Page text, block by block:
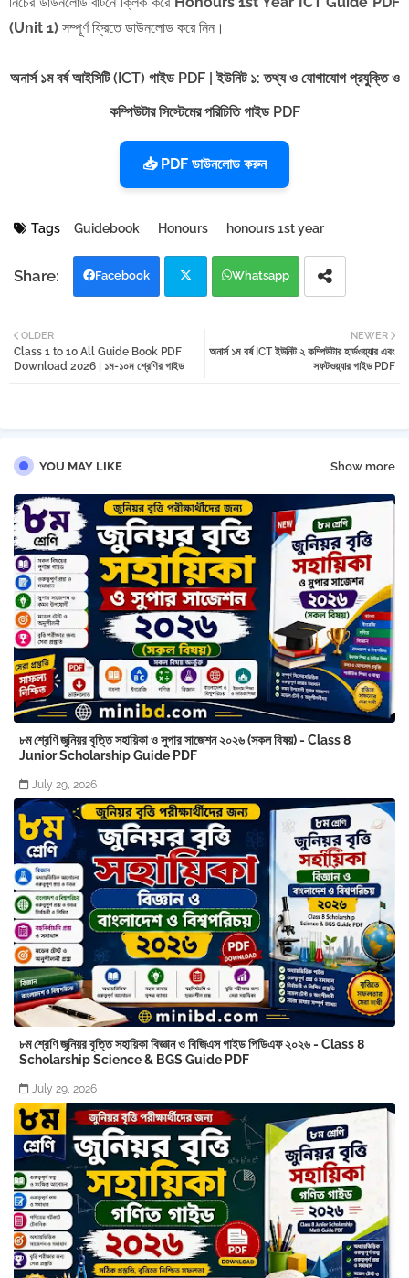
(Unit 1) সম্পূর্ণ ফ্রিতে ডাউনলোড করে নিন।
অনার্স ১ম বর্ষ আইসিটি (ICT) গাইড PDF | ইউনিট ১: তথ্য ও যোগাযোগ প্রযুক্তি ও
কম্পিউটার সিস্টেমের পরিচিতি গাইড PDF
📥 PDF ডাউনলোড করুন
Tags Guidebook Honours honours 1st year
Facebook
tter
Whatsapp
NEWER
অনার্স ১ম বর্ষ ICT ইউনিট ২ কম্পিউটার হার্ডওয়্যার এবং
সফটওয়্যার গাইড PDF
OLDER
Class 1 to 10 All Guide Book PDF
Download 2026 | ১ম-১০ম শ্রেণির গাইড
YOU MAY LIKE Show more
৮ম শ্রেণি জুনিয়র বৃত্তি সহায়িকা ও সুপার সাজেশন ২০২৬ (সকল বিষয়) - Class 8
Junior Scholarship Guide PDF
July 29, 2026
৮ম শ্রেণি জুনিয়র বৃত্তি সহায়িকা বিজ্ঞান ও বিজিএস গাইড পিডিএফ ২০২৬ - Class 8
Scholarship Science & BGS Guide PDF
July 29, 2026